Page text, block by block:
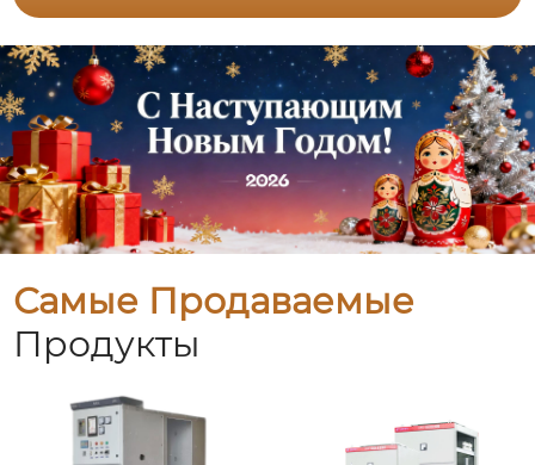
Самые Продаваемые
Продукты